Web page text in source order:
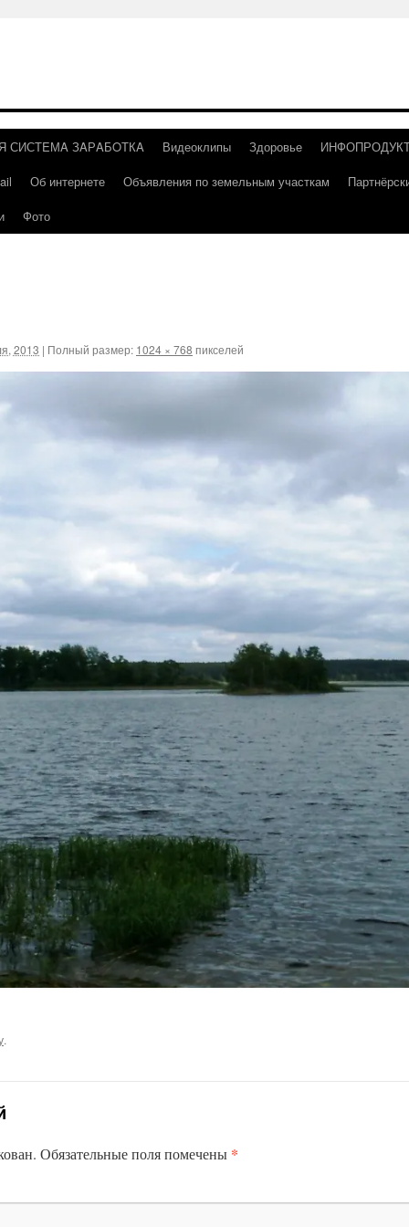
СИСТEМA ЗAРAБOТКA Видеоклипы Здоровье
Об интернете Объявления по земельным участкам
Фото
2013 | Полный размер: 1024 × 768 пикселей
.
Обязательные поля помечены *